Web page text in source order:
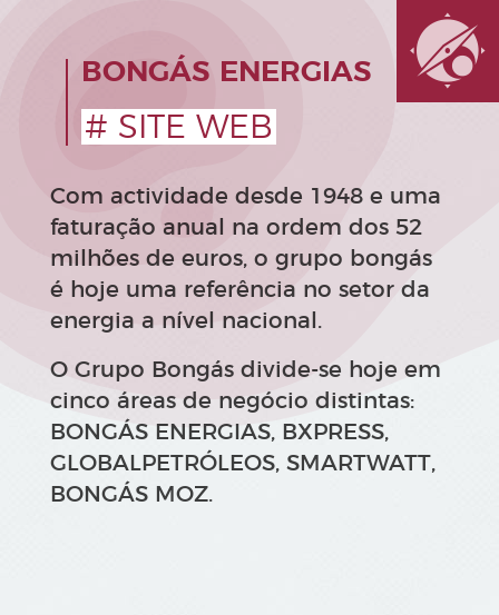
BONGÁS ENERGIAS
# SITE WEB
Com actividade desde 1948 e uma
faturação anual na ordem dos 52
milhões de euros, o grupo bongás
é hoje uma referência no setor da
energia a nível nacional.
O Grupo Bongás divide-se hoje em
cinco áreas de negócio distintas:
BONGÁS ENERGIAS, BXPRESS,
GLOBALPETRÓLEOS, SMARTWATT,
BONGÁS MOZ.